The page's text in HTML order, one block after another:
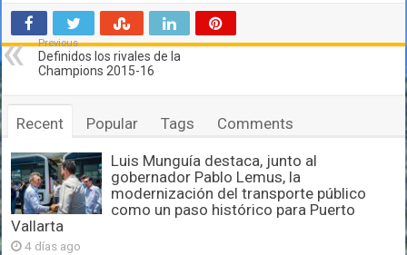
Previous
Definidos los rivales de la
Champions 2015-16
Recent Popular Tags Comments
Luis Munguía destaca, junto al
gobernador Pablo Lemus, la
modernización del transporte público
como un paso histórico para Puerto
Vallarta
4 días ago